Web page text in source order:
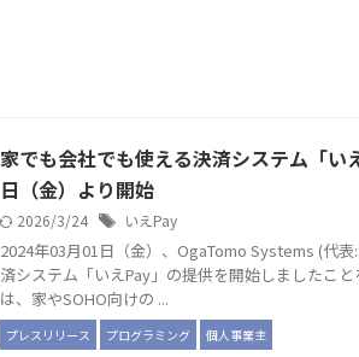
家でも会社でも使える決済システム「い
日（金）より開始
2026/3/24 いえPay
2024年03月01日（金）、OgaTomo Systems (代
済システム「いえPay」の提供を開始しましたこ
は、家やSOHO向けの ...
プレスリリース プログラミング 個人事業主